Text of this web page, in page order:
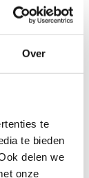
Over
te
te bieden
delen we
onze
en
elke nacht
online bij
je advies
past?